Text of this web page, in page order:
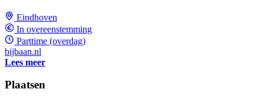
Eindhoven
In overeenstemming
Parttime (overdag)
bijbaan.nl
Lees meer
Plaatsen